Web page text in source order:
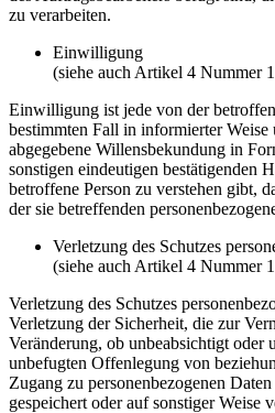
zu verarbeiten.
Einwilligung
(siehe auch Artikel 4 Nummer
Einwilligung ist jede von der
bestimmten Fall in informierter Weise
abgegebene Willensbekundung in
sonstigen eindeutigen bestätigenden
betroffene Person zu verstehen gibt,
der sie betreffenden
Verletzung des Schutzes
(siehe auch Artikel 4 Nummer
Verletzung des Schutzes
Verletzung der Sicherheit, die zur
Veränderung, ob unbeabsichtigt oder
unbefugten Offenlegung von
Zugang zu personenbezogenen
gespeichert oder auf sonstiger Weise